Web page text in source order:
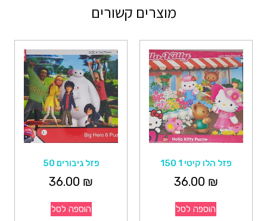
מוצרים קשורים
פזל הלו קיטי 1 150
36.00 ₪
הוספה לסל
פזל גיבורים 50
36.00 ₪
הוספה לסל